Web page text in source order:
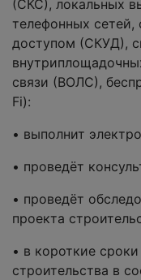
(СКС), локальных
телефонных сетей,
доступом (СКУД),
связи (ВОЛС),
Fi):
• выполнит
• проведёт
• проведёт
проекта
• в короткие
строительства в